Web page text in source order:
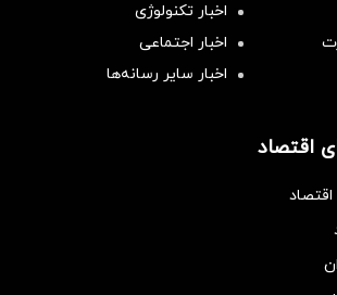
اخبار تکنولوژی
اخبار اجتماعی
اخبار سایر رسانه‌‌ها
اقتصاد